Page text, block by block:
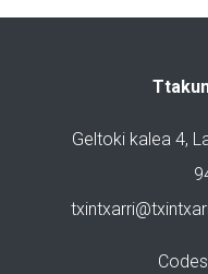
Geltoki kalea 4,